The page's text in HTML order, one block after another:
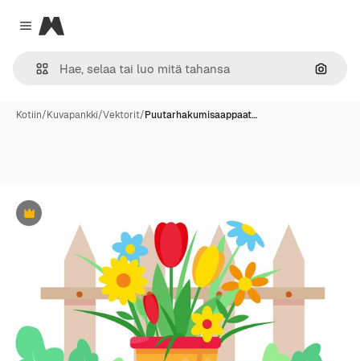
Close menu
Magnific
Hae
Kotiin/Kuvapankki/Vektorit/Puutarhakumisaappaat…
Premium